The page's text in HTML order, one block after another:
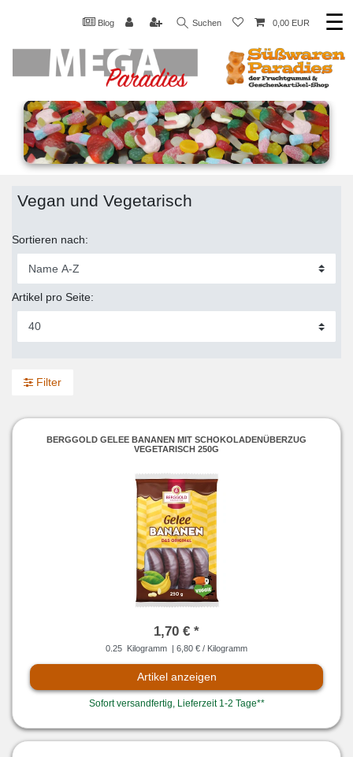
Blog Suchen 0,00 EUR ☰
Vegan und Vegetarisch
Sortieren nach:
Artikel pro Seite:
Filter
BERGGOLD GELEE BANANEN MIT SCHOKOLADENÜBERZUG
VEGETARISCH 250G
1,70 € *
0.25 Kilogramm | 6,80 € / Kilogramm
Artikel anzeigen
Sofort versandfertig, Lieferzeit 1-2 Tage**